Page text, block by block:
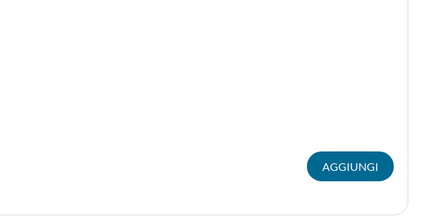
AGGIUNGI